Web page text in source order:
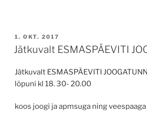
POSTED
ON
1. OKT. 2017
Jätkuvalt ESMASPÄEVITI
Jätkuvalt ESMASPÄEVITI
lõpuni kl 18. 30- 20.00
koos joogi ja apmsuga ning